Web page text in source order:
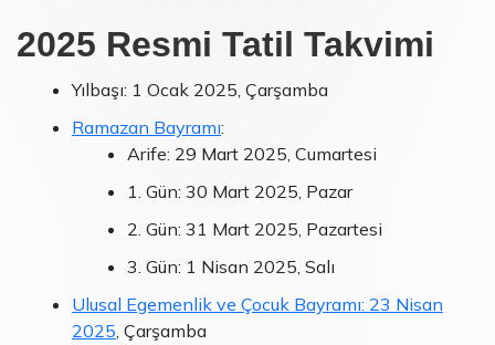
2025 Resmi Tatil Takvimi
Yılbaşı: 1 Ocak 2025, Çarşamba
Ramazan Bayramı:
Arife: 29 Mart 2025, Cumartesi
1. Gün: 30 Mart 2025, Pazar
2. Gün: 31 Mart 2025, Pazartesi
3. Gün: 1 Nisan 2025, Salı
Ulusal Egemenlik ve Çocuk Bayramı: 23 Nisan
2025 , Çarşamba